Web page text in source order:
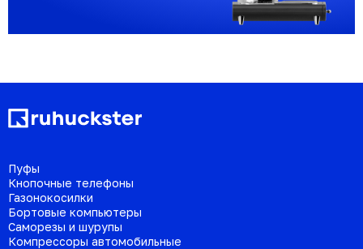
Пуфы
Кнопочные телефоны
Газонокосилки
Бортовые компьютеры
Саморезы и шурупы
Компрессоры автомобильные